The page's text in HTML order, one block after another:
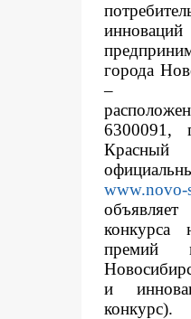
города
–
6300091,
Красный
www.novo-
конкурса
премий
и
конкурс).